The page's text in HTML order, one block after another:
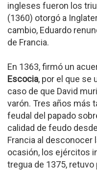
ingleses fueron los
(1360) otorgó a
cambio, Eduardo
de Francia.
En 1363, firmó un
Escocia, por el que se
caso de que David
varón. Tres años más
feudal del papado
calidad de feudo
Francia al desconocer
ocasión, los ejércitos
tregua de 1375,